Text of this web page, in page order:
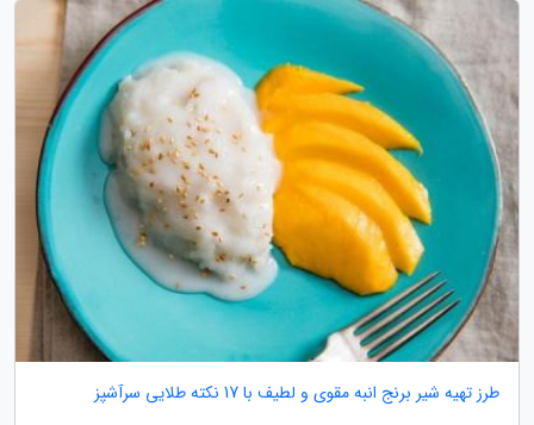
طرز تهیه شیر برنج انبه مقوی و لطیف با 17 نکته طلایی سرآشپز